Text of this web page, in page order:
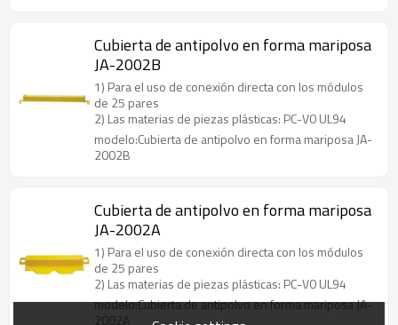
Cubierta de antipolvo en forma mariposa
JA-2002B
1) Para el uso de conexión directa con los módulos
de 25 pares
2) Las materias de piezas plásticas: PC-V0 UL94
modelo:Cubierta de antipolvo en forma mariposa JA-
2002B
Cubierta de antipolvo en forma mariposa
JA-2002A
1) Para el uso de conexión directa con los módulos
de 25 pares
2) Las materias de piezas plásticas: PC-V0 UL94
modelo:Cubierta de antipolvo en forma mariposa JA-
2002A